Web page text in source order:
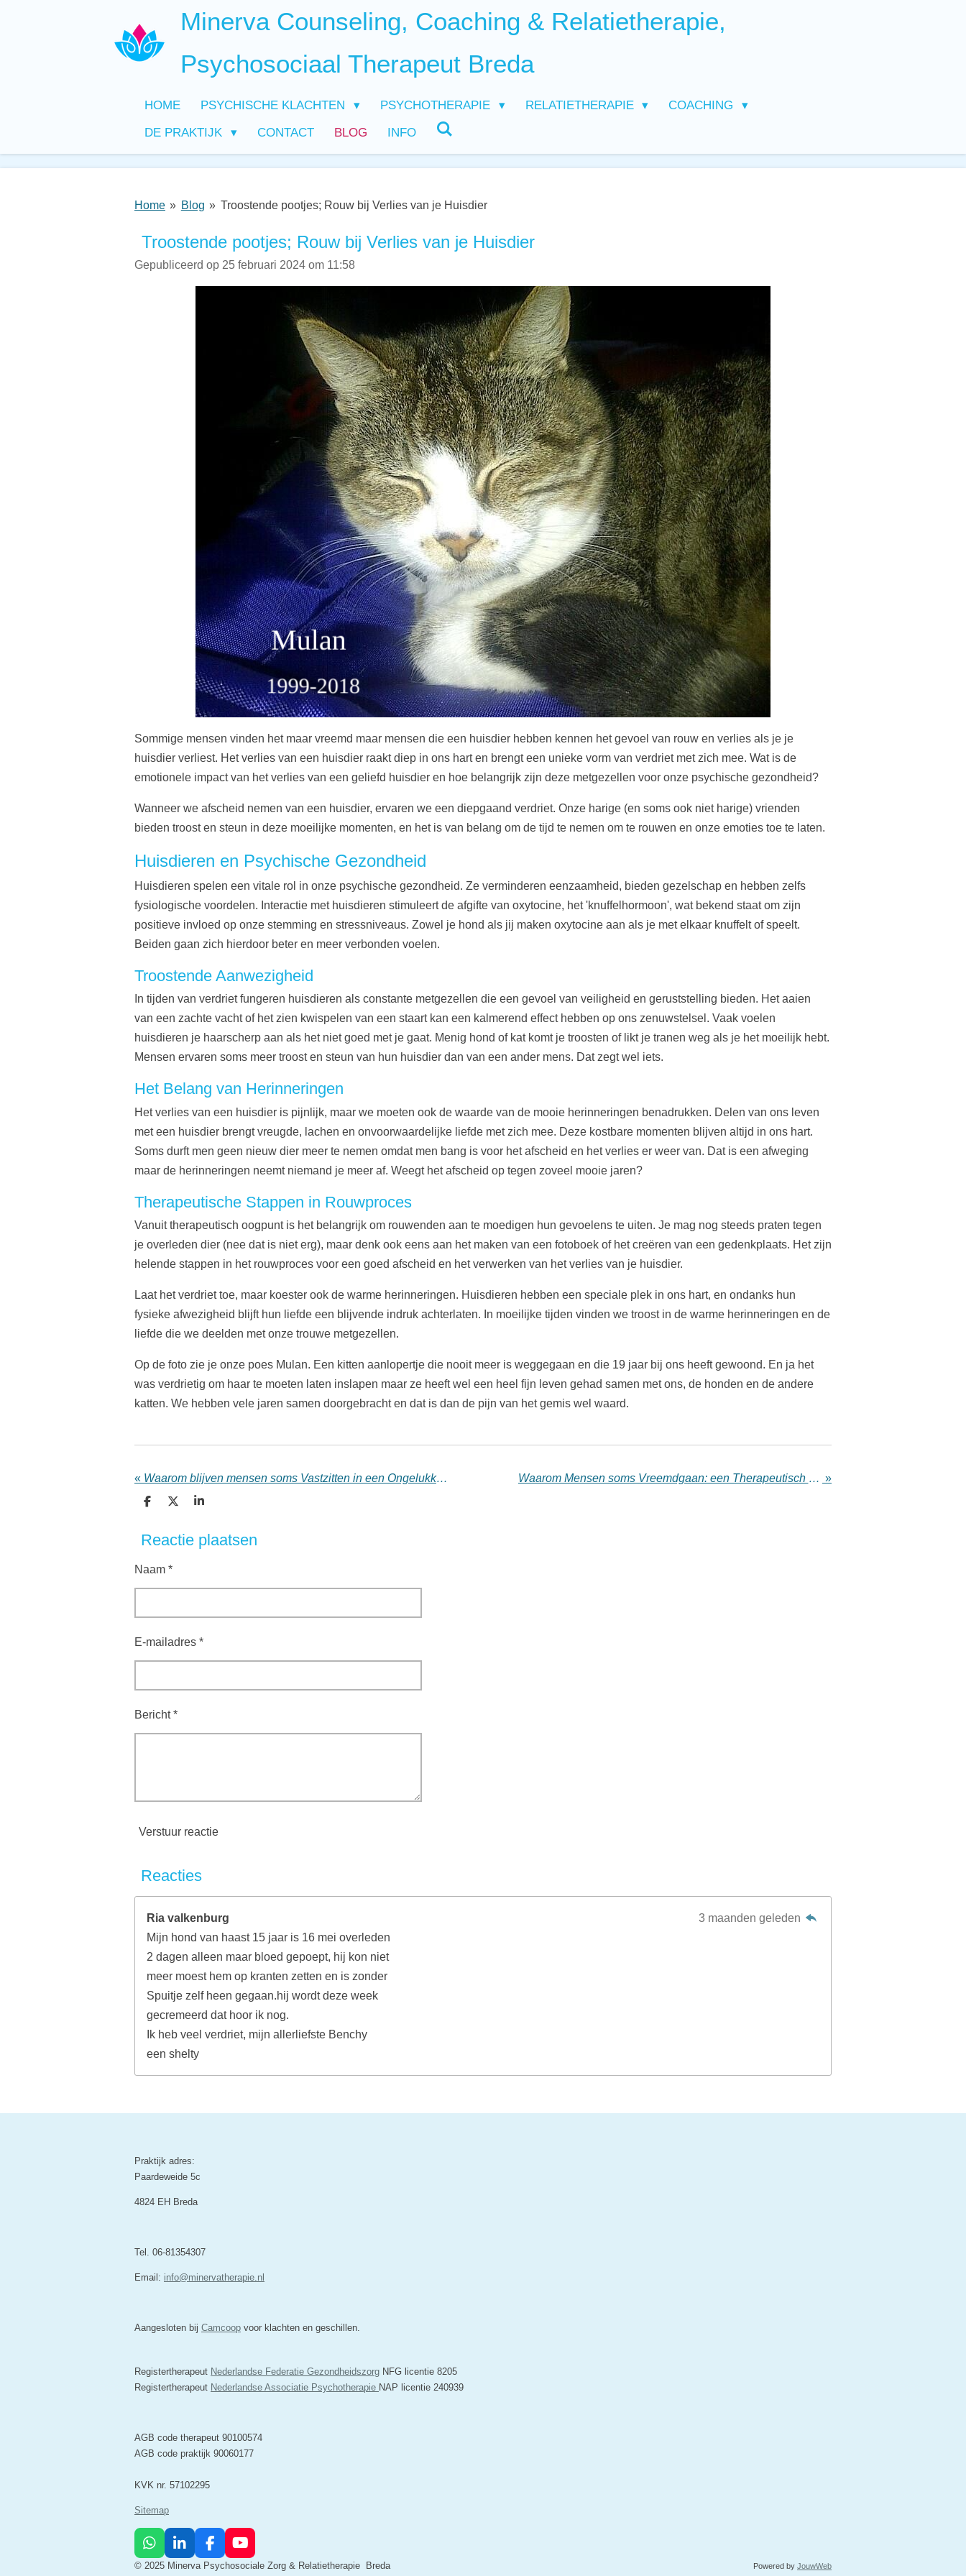
Minerva Counseling, Coaching & Relatietherapie,
Psychosociaal Therapeut Breda
HOME PSYCHISCHE KLACHTEN PSYCHOTHERAPIE RELATIETHERAPIE
COACHING
DE PRAKTIJK
CONTACT BLOG INFO
Home » Blog » Troostende pootjes; Rouw bij Verlies van je Huisdier
Troostende pootjes; Rouw bij Verlies van je Huisdier
Gepubliceerd op 25 februari 2024 om 11:58
Sommige mensen vinden het maar vreemd maar mensen die een huisdier hebben kennen het gevoel van rouw en verlies als je je
huisdier verliest. Het verlies van een huisdier raakt diep in ons hart en brengt een unieke vorm van verdriet met zich mee. Wat is de
emotionele impact van het verlies van een geliefd huisdier en hoe belangrijk zijn deze metgezellen voor onze psychische gezondheid?
Wanneer we afscheid nemen van een huisdier, ervaren we een diepgaand verdriet. Onze harige (en soms ook niet harige) vrienden
bieden troost en steun in deze moeilijke momenten, en het is van belang om de tijd te nemen om te rouwen en onze emoties toe te laten.
Huisdieren en Psychische Gezondheid
Huisdieren spelen een vitale rol in onze psychische gezondheid. Ze verminderen eenzaamheid, bieden gezelschap en hebben zelfs
fysiologische voordelen. Interactie met huisdieren stimuleert de afgifte van oxytocine, het 'knuffelhormoon', wat bekend staat om zijn
positieve invloed op onze stemming en stressniveaus. Zowel je hond als jij maken oxytocine aan als je met elkaar knuffelt of speelt.
Beiden gaan zich hierdoor beter en meer verbonden voelen.
Troostende Aanwezigheid
In tijden van verdriet fungeren huisdieren als constante metgezellen die een gevoel van veiligheid en geruststelling bieden. Het aaien
van een zachte vacht of het zien kwispelen van een staart kan een kalmerend effect hebben op ons zenuwstelsel. Vaak voelen
huisdieren je haarscherp aan als het niet goed met je gaat. Menig hond of kat komt je troosten of likt je tranen weg als je het moeilijk hebt.
Mensen ervaren soms meer troost en steun van hun huisdier dan van een ander mens. Dat zegt wel iets.
Het Belang van Herinneringen
Het verlies van een huisdier is pijnlijk, maar we moeten ook de waarde van de mooie herinneringen benadrukken. Delen van ons leven
met een huisdier brengt vreugde, lachen en onvoorwaardelijke liefde met zich mee. Deze kostbare momenten blijven altijd in ons hart.
Soms durft men geen nieuw dier meer te nemen omdat men bang is voor het afscheid en het verlies er weer van. Dat is een afweging
maar de herinneringen neemt niemand je meer af. Weegt het afscheid op tegen zoveel mooie jaren?
Therapeutische Stappen in Rouwproces
Vanuit therapeutisch oogpunt is het belangrijk om rouwenden aan te moedigen hun gevoelens te uiten. Je mag nog steeds praten tegen
je overleden dier (nee dat is niet erg), maar denk ook eens aan het maken van een fotoboek of het creëren van een gedenkplaats. Het zijn
helende stappen in het rouwproces voor een goed afscheid en het verwerken van het verlies van je huisdier.
Laat het verdriet toe, maar koester ook de warme herinneringen. Huisdieren hebben een speciale plek in ons hart, en ondanks hun
fysieke afwezigheid blijft hun liefde een blijvende indruk achterlaten. In moeilijke tijden vinden we troost in de warme herinneringen en de
liefde die we deelden met onze trouwe metgezellen.
Op de foto zie je onze poes Mulan. Een kitten aanlopertje die nooit meer is weggegaan en die 19 jaar bij ons heeft gewoond. En ja het
was verdrietig om haar te moeten laten inslapen maar ze heeft wel een heel fijn leven gehad samen met ons, de honden en de andere
katten. We hebben vele jaren samen doorgebracht en dat is dan de pijn van het gemis wel waard.
« Waarom blijven mensen soms Vastzitten in een Ongelukkige Relatie? Waarom Mensen soms Vreemdgaan: een Therapeutisch Perspectief »
D
e
D
l
S
r
e
Reactie plaatsen
Naam *
E-mailadres *
Bericht *
Verstuur reactie
Reacties
Ria valkenburg
3 maanden geleden
Mijn hond van haast 15 jaar is 16 mei overleden
2 dagen alleen maar bloed gepoept, hij kon niet
meer moest hem op kranten zetten en is zonder
Spuitje zelf heen gegaan.hij wordt deze week
gecremeerd dat hoor ik nog.
Ik heb veel verdriet, mijn allerliefste Benchy
een shelty
Praktijk adres:
Paardeweide 5c
4824 EH Breda
Tel. 06-81354307
Email: info@minervatherapie.nl
Aangesloten bij Camcoop voor klachten en geschillen.
Registertherapeut Nederlandse Federatie Gezondheidszorg NFG licentie 8205
Registertherapeut Nederlandse Associatie Psychotherapie NAP licentie 240939
AGB code therapeut 90100574
AGB code praktijk 90060177
KVK nr. 57102295
Sitemap
W
h
L
i
F
a
Y
o
© 2025 Minerva Psychosociale Zorg & Relatietherapie Breda Powered by JouwWeb